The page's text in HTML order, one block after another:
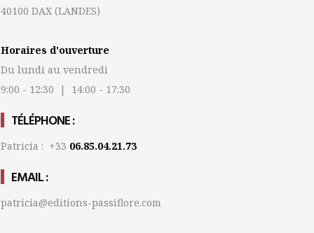
40100 DAX (LANDES)
Horaires d'ouverture
Du lundi au vendredi
9:00 - 12:30 | 14:00 - 17:30
TÉLÉPHONE :
Patricia : +33 06.85.04.21.73
EMAIL :
patricia@editions-passiflore.com